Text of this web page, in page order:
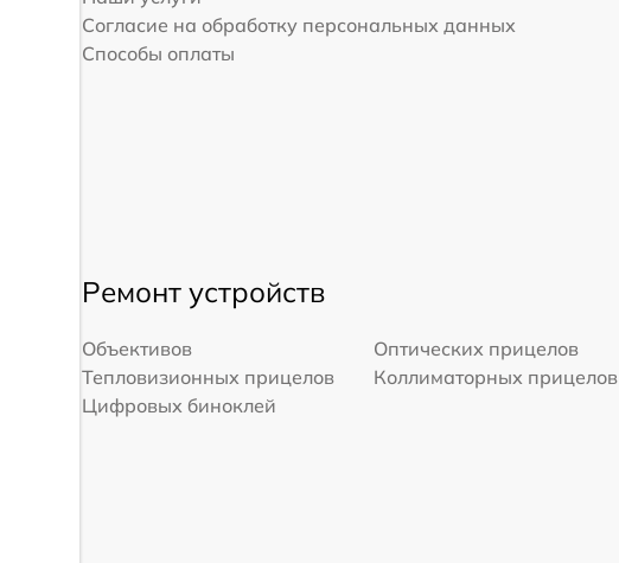
Согласие на обработку персональных данных
Способы оплаты
Ремонт устройств
Объективов Оптических прицелов
Тепловизионных прицелов
Коллиматорных прицелов
Цифровых биноклей